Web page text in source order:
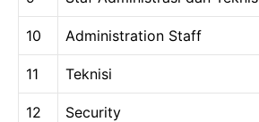
10 Administration Staff
11 Teknisi
12 Security